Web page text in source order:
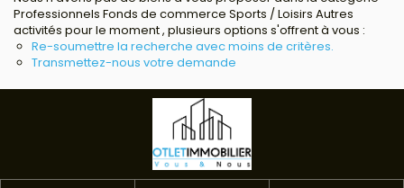
Estimation
Avis clients
Professionnels Fonds de commerce Sports / Loisirs Autres
activités pour le moment , plusieurs options s'offrent à vous :
Re-soumettre la recherche avec moins de critères.
Transmettez-nous votre demande